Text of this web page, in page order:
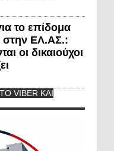
το επίδομα
στην ΕΛ.ΑΣ.:
οι δικαιούχοι
VIBER ΚΑΙ